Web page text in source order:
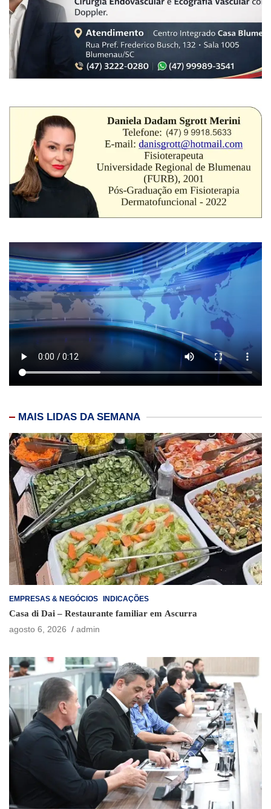
MAIS LIDAS DA SEMANA
EMPRESAS & NEGÓCIOS INDICAÇÕES
Casa di Dai – Restaurante familiar em Ascurra
agosto 6, 2026
admin